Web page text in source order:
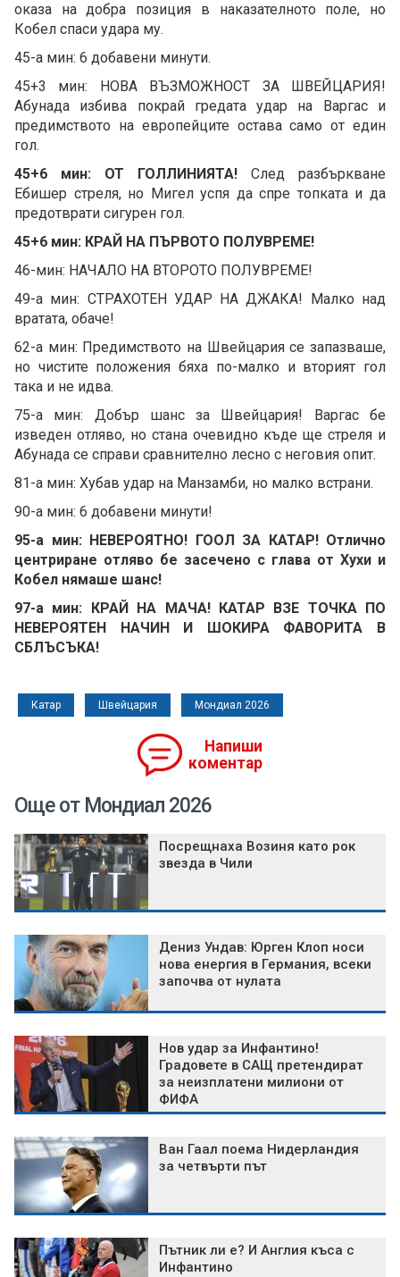
оказа на добра позиция в наказателното поле, но
Кобел спаси удара му.
45-а мин: 6 добавени минути.
45+3 мин: НОВА ВЪЗМОЖНОСТ ЗА ШВЕЙЦАРИЯ!
Абунада избива покрай гредата удар на Варгас и
предимството на европейците остава само от един
гол.
45+6 мин: ОТ ГОЛЛИНИЯТА! След разбъркване
Ебишер стреля, но Мигел успя да спре топката и да
предотврати сигурен гол.
45+6 мин: КРАЙ НА ПЪРВОТО ПОЛУВРЕМЕ!
46-мин: НАЧАЛО НА ВТОРОТО ПОЛУВРЕМЕ!
49-а мин: СТРАХОТЕН УДАР НА ДЖАКА! Малко над
вратата, обаче!
62-а мин: Предимството на Швейцария се запазваше,
но чистите положения бяха по-малко и вторият гол
така и не идва.
75-а мин: Добър шанс за Швейцария! Варгас бе
изведен отляво, но стана очевидно къде ще стреля и
Абунада се справи сравнително лесно с неговия опит.
81-а мин: Хубав удар на Манзамби, но малко встрани.
90-а мин: 6 добавени минути!
95-а мин: НЕВЕРОЯТНО! ГООЛ ЗА КАТАР! Отлично
центриране отляво бе засечено с глава от Хухи и
Кобел нямаше шанс!
97-а мин: КРАЙ НА МАЧА! КАТАР ВЗЕ ТОЧКА ПО
НЕВЕРОЯТЕН НАЧИН И ШОКИРА ФАВОРИТА В
СБЛЪСЪКА!
Катар Швейцария Мондиал 2026
Напиши
коментар
Още от Мондиал 2026
Посрещнаха Возиня като рок
звезда в Чили
Дениз Ундав: Юрген Клоп носи
нова енергия в Германия, всеки
започва от нулата
Нов удар за Инфантино!
Градовете в САЩ претендират
за неизплатени милиони от
ФИФА
Ван Гаал поема Нидерландия
за четвърти път
Пътник ли е? И Англия къса с
Инфантино